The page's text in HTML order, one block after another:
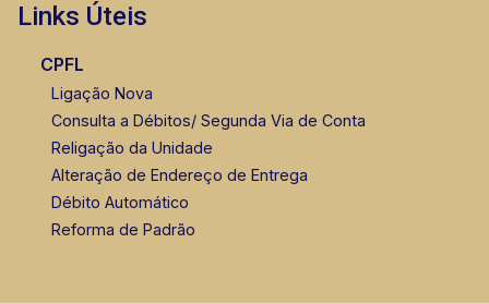
Links Úteis
CPFL
Ligação Nova
Consulta a Débitos/ Segunda Via de Conta
Religação da Unidade
Alteração de Endereço de Entrega
Débito Automático
Reforma de Padrão